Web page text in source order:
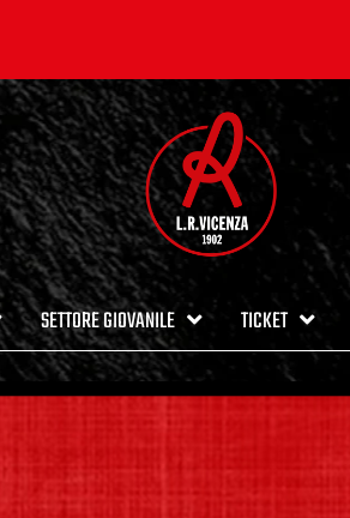
SETTORE GIOVANILE TICKET